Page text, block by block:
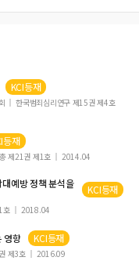
KCI등재
한국범죄심리연구 제15권 제4호
등재
제21권 제1호 2014.04
예방 정책 분석을
KCI등재
호 2018.04
영향 KCI등재
제3호 2016.09